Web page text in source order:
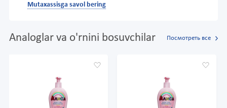
Mutaxassisga savol bering
Analoglar va o'rnini bosuvchilar Посмотреть все